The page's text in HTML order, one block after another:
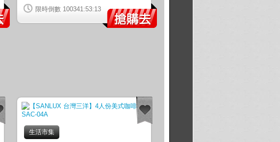
限時倒數 100341:53:12
生活市集